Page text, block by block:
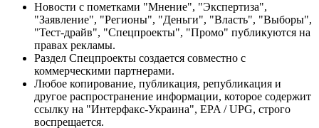
Новости с пометками "Мнение", "Экспертиза",
"Заявление", "Регионы", "Деньги", "Власть", "Выборы",
"Тест-драйв", "Спецпроекты", "Промо" публикуются на
правах рекламы.
Раздел Спецпроекты создается совместно с
коммерческими партнерами.
Любое копирование, публикация, републикация и
другое распространение информации, которое содержит
ссылку на "Интерфакс-Украина", EPA / UPG, строго
воспрещается.